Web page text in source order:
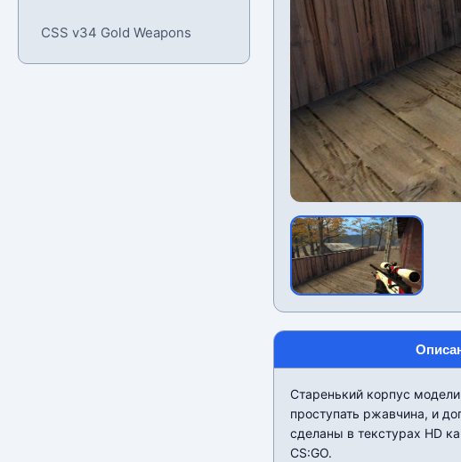
CSS v34 Gold Weapons
Старенький корпус
проступать ржавчина, и
сделаны в текстурах HD
CS:GO.